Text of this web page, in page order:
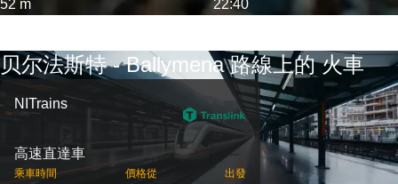
52 m 22:40
贝尔法斯特 - Ballymena 路線上的 火車
NITrains
高速直達車
乘車時間 價格從 出發